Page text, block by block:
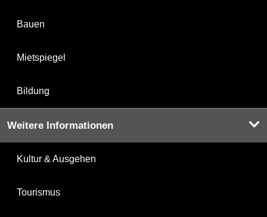
Bauen
Mietspiegel
Bildung
Weitere Informationen
Kultur & Ausgehen
Tourismus